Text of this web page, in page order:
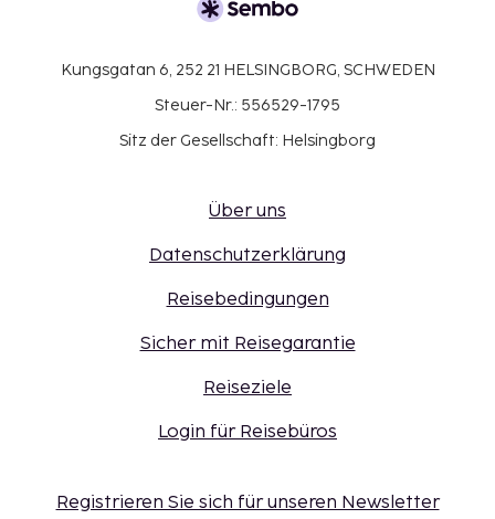
Kungsgatan 6, 252 21 HELSINGBORG, SCHWEDEN
Steuer-Nr.: 556529-1795
Sitz der Gesellschaft: Helsingborg
Über uns
Datenschutzerklärung
Reisebedingungen
Sicher mit Reisegarantie
Reiseziele
Login für Reisebüros
Registrieren Sie sich für unseren Newsletter